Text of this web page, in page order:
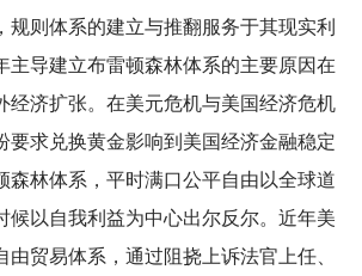
规则体系的建立与推翻服务于其现实利
主导建立布雷顿森林体系的主要原因在
经济扩张。在美元危机与美国经济危机
要求兑换黄金影响到美国经济金融稳定
森林体系，平时满口公平自由以全球道
候以自我利益为中心出尔反尔。近年美
由贸易体系，通过阻挠上诉法官上任、